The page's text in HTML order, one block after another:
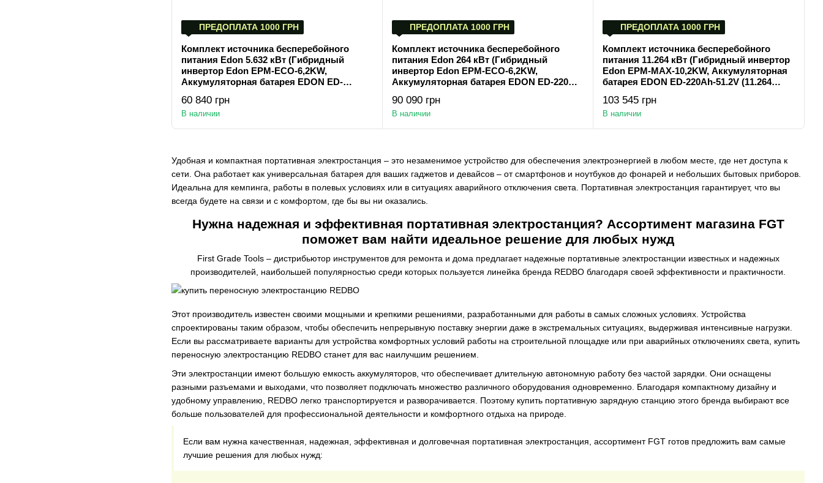
Удобная и компактная портативная электростанция – это незаменимое устройство для обеспечения электроэнергией в любом месте, где нет доступа к
сети. Она работает как универсальная батарея для ваших гаджетов и девайсов – от смартфонов и ноутбуков до фонарей и небольших бытовых приборов.
Идеальна для кемпинга, работы в полевых условиях или в ситуациях аварийного отключения света. Портативная электростанция гарантирует, что вы
всегда будете на связи и с комфортом, где бы вы ни оказались.
Нужна надежная и эффективная портативная электростанция? Ассортимент магазина FGT
поможет вам найти идеальное решение для любых нужд
First Grade Tools – дистрибьютор инструментов для ремонта и дома предлагает надежные портативные электростанции известных и надежных
производителей, наибольшей популярностью среди которых пользуется линейка бренда REDBO благодаря своей эффективности и практичности.
Этот производитель известен своими мощными и крепкими решениями, разработанными для работы в самых сложных условиях. Устройства
спроектированы таким образом, чтобы обеспечить непрерывную поставку энергии даже в экстремальных ситуациях, выдерживая интенсивные нагрузки.
Если вы рассматриваете варианты для устройства комфортных условий работы на строительной площадке или при аварийных отключениях света, купить
переносную электростанцию REDBO станет для вас наилучшим решением.
Эти электростанции имеют большую емкость аккумуляторов, что обеспечивает длительную автономную работу без частой зарядки. Они оснащены
разными разъемами и выходами, что позволяет подключать множество различного оборудования одновременно. Благодаря компактному дизайну и
удобному управлению, REDBO легко транспортируется и разворачивается. Поэтому купить портативную зарядную станцию этого бренда выбирают все
больше пользователей для профессиональной деятельности и комфортного отдыха на природе.
Если вам нужна качественная, надежная, эффективная и долговечная портативная электростанция, ассортимент FGT готов предложить вам самые
лучшие решения для любых нужд:
ПРЕДОПЛАТА 1000 ГРН
Комплект источника бесперебойного
питания Edon 5.632 кВт (Гибридный
инвертор Edon EPM-ECO-6,2KW,
Аккумуляторная батарея EDON ED-
60 840 грн
В наличии
ПРЕДОПЛАТА 1000 ГРН
Комплект источника бесперебойного
питания Edon 264 кВт (Гибридный
инвертор Edon EPM-ECO-6,2KW,
Аккумуляторная батарея EDON ED-220Ah-
90 090 грн
В наличии
ПРЕДОПЛАТА 1000 ГРН
Комплект источника бесперебойного
питания 11.264 кВт (Гибридный инвертор
Edon EPM-MAX-10,2KW, Аккумуляторная
батарея EDON ED-220Ah-51.2V (11.264
103 545 грн
В наличии